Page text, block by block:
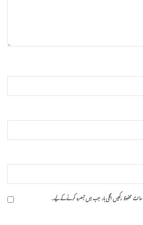
محفوظ رکھیں اگلی بار جب میں تبصرہ کرنے کےلیے۔